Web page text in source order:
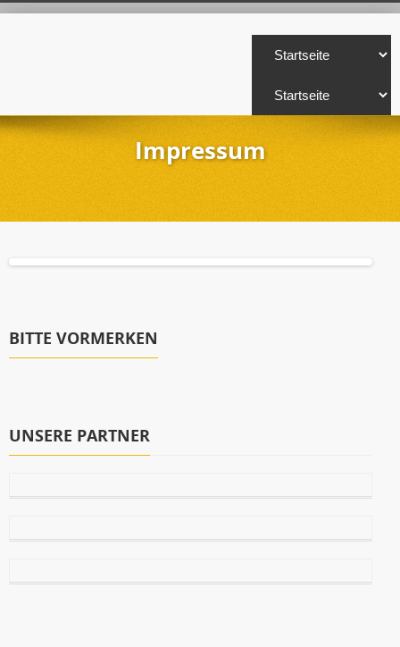
Impressum
BITTE VORMERKEN
UNSERE PARTNER